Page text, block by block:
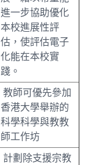
進一步協助優化
本校進展性評
估，使評估電子
化能在本校實
踐。
教師可優先參加
香港大學舉辦的
科學科學與教教
師工作坊
計劃除支援宗教